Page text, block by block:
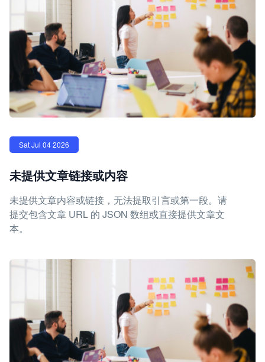
Sat Jul 04 2026
未提供文章链接或内容
未提供文章内容或链接，无法提取引言或第一段。请
提交包含文章 URL 的 JSON 数组或直接提供文章文
本。